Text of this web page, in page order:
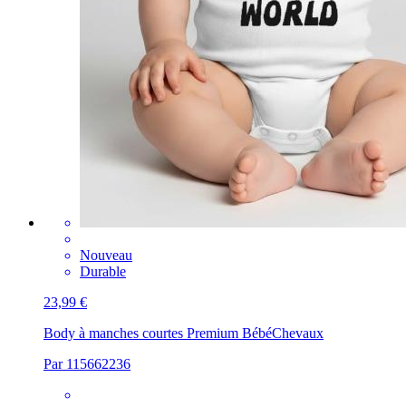
Nouveau
Durable
23,99 €
Body à manches courtes Premium BébéChevaux
Par 115662236